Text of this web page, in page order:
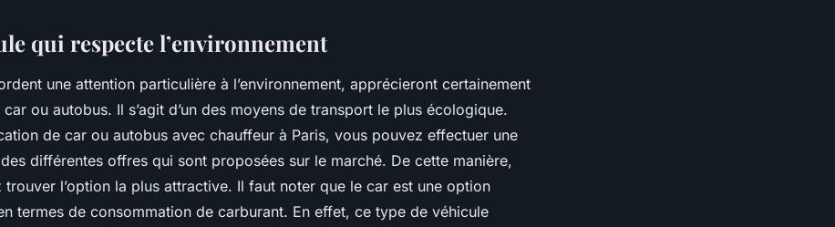
qui respecte l’environnement
une attention particulière à l’environnement, apprécieront certainement
ou autobus. Il s’agit d’un des moyens de transport le plus écologique.
de car ou autobus avec chauffeur à Paris, vous pouvez effectuer une
différentes offres qui sont proposées sur le marché. De cette manière,
l’option la plus attractive. Il faut noter que le car est une option
termes de consommation de carburant. En effet, ce type de véhicule